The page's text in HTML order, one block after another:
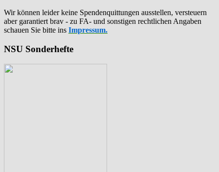
Wir können leider keine Spendenquittungen ausstellen, versteuern
aber garantiert brav - zu FA- und sonstigen rechtlichen Angaben
schauen Sie bitte ins Impressum.
NSU Sonderhefte